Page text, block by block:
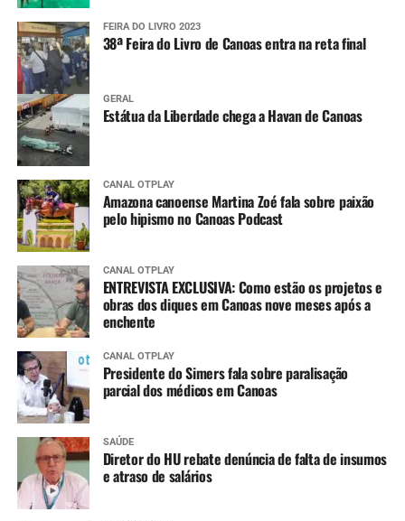
FEIRA DO LIVRO 2023
38ª Feira do Livro de Canoas entra na reta final
GERAL
Estátua da Liberdade chega a Havan de Canoas
CANAL OTPLAY
Amazona canoense Martina Zoé fala sobre paixão
pelo hipismo no Canoas Podcast
CANAL OTPLAY
ENTREVISTA EXCLUSIVA: Como estão os projetos e
obras dos diques em Canoas nove meses após a
enchente
CANAL OTPLAY
Presidente do Simers fala sobre paralisação
parcial dos médicos em Canoas
SAÚDE
Diretor do HU rebate denúncia de falta de insumos
e atraso de salários